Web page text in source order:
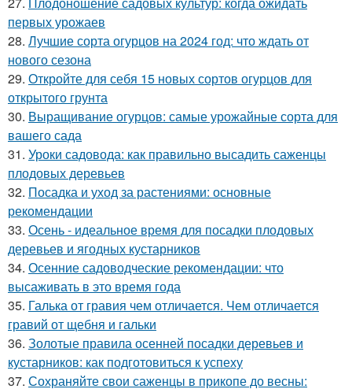
первых урожаев
28. Лучшие сорта огурцов на 2024 год: что ждать от
нового сезона
29. Откройте для себя 15 новых сортов огурцов для
открытого грунта
30. Выращивание огурцов: самые урожайные сорта для
вашего сада
31. Уроки садовода: как правильно высадить саженцы
плодовых деревьев
32. Посадка и уход за растениями: основные
рекомендации
33. Осень - идеальное время для посадки плодовых
деревьев и ягодных кустарников
34. Осенние садоводческие рекомендации: что
высаживать в это время года
35. Галька от гравия чем отличается. Чем отличается
гравий от щебня и гальки
36. Золотые правила осенней посадки деревьев и
кустарников: как подготовиться к успеху
37. Сохраняйте свои саженцы в прикопе до весны: